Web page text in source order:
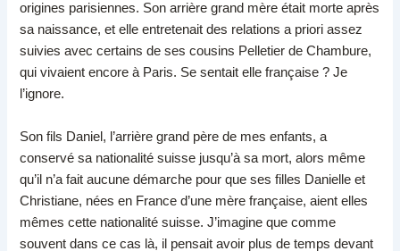
origines parisiennes. Son arrière grand mère était morte après
sa naissance, et elle entretenait des relations a priori assez
suivies avec certains de ses cousins Pelletier de Chambure,
qui vivaient encore à Paris. Se sentait elle française ? Je
l’ignore.
Son fils Daniel, l’arrière grand père de mes enfants, a
conservé sa nationalité suisse jusqu’à sa mort, alors même
qu’il n’a fait aucune démarche pour que ses filles Danielle et
Christiane, nées en France d’une mère française, aient elles
mêmes cette nationalité suisse. J’imagine que comme
souvent dans ce cas là, il pensait avoir plus de temps devant